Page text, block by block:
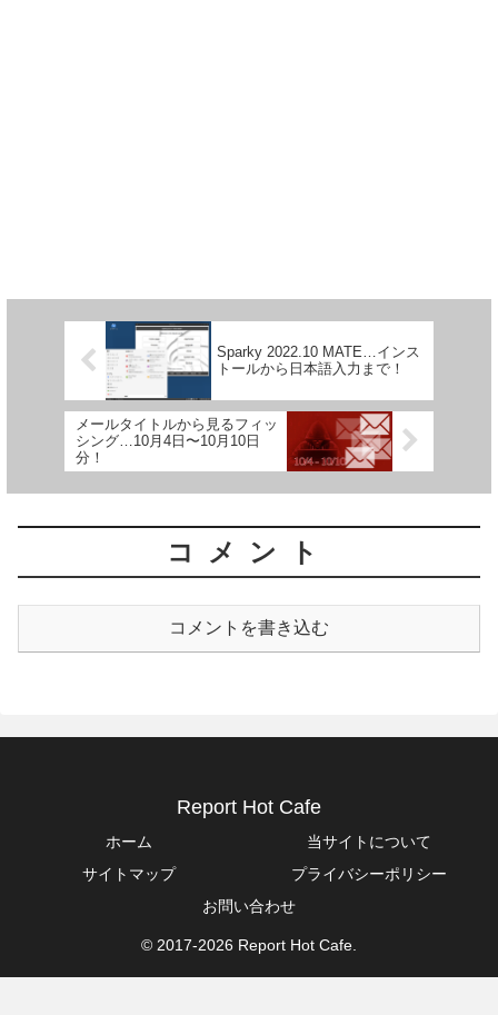
Sparky 2022.10 MATE…インス
トールから日本語入力まで！
メールタイトルから見るフィッ
シング…10月4日〜10月10日
分！
コメント
コメントを書き込む
Report Hot Cafe
ホーム
当サイトについて
サイトマップ
プライバシーポリシー
お問い合わせ
© 2017-2026 Report Hot Cafe.